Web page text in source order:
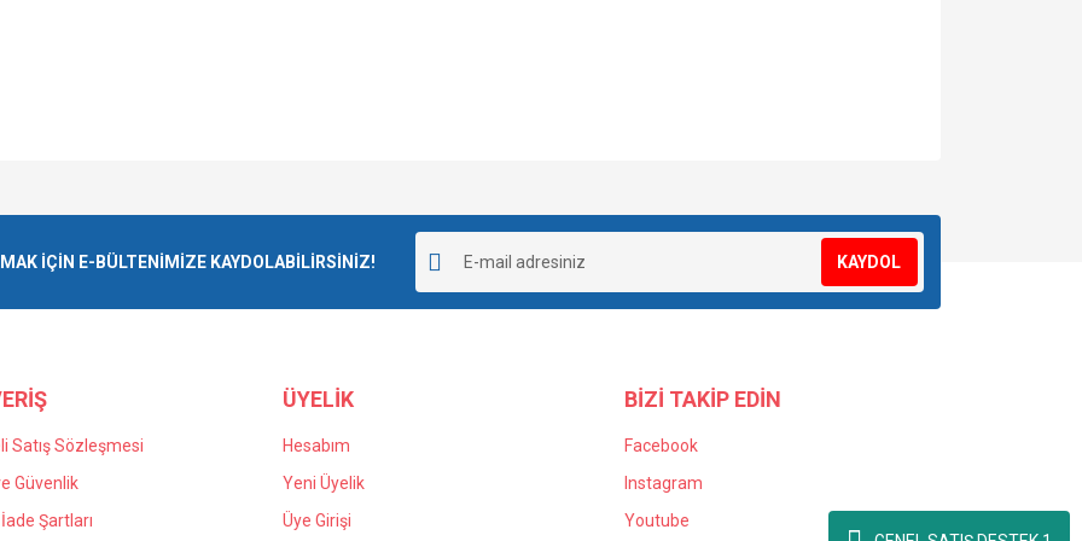
İÇİN E-BÜLTENİMİZE KAYDOLABİLİRSİNİZ! KAYDOL
Satış Sözleşmesi
Güvenlik
Şartları
ÜYELİK
Hesabım
Yeni Üyelik
Üye Girişi
BİZİ TAKİP EDİN
Facebook
Instagram
Youtube